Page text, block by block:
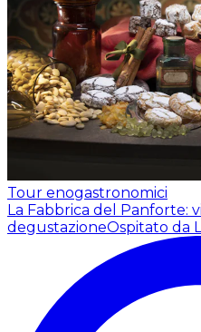
Tour enogastronomici
La Fabbrica del Panforte:
degustazioneOspitato da